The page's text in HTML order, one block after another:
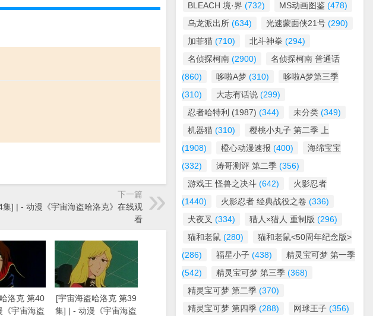
下一篇
] | - 动漫《宇宙海盗哈洛克》在线观
看
洛克 第40
《宇宙海盗
[宇宙海盗哈洛克 第39
集] | - 动漫《宇宙海盗
BLEACH 境·界 (732) MS动画图鉴 (478)
乌龙派出所 (634) 光速蒙面侠21号 (290)
加菲猫 (710) 北斗神拳 (294)
名侦探柯南 (2900)
名侦探柯南 普通话
(860)
哆啦A梦 (310)
哆啦A梦第三季
(310)
大志有话说 (299)
忍者哈特利 (1987) (344) 未分类 (349)
机器猫 (310)
樱桃小丸子 第二季 上
(1908)
橙心动漫速报 (400)
海绵宝宝
(332)
涛哥测评 第二季 (356)
游戏王 怪兽之决斗 (642)
火影忍者
(1440)
火影忍者 经典战役之卷 (336)
犬夜叉 (334) 猎人×猎人 重制版 (296)
猫和老鼠 (280)
猫和老鼠<50周年纪念版>
(286)
福星小子 (438)
精灵宝可梦 第一季
(542)
精灵宝可梦 第三季 (368)
精灵宝可梦 第二季 (370)
精灵宝可梦 第四季 (288) 网球王子 (356)